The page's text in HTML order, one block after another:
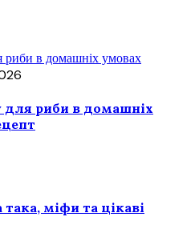
риби в домашніх
міфи та цікаві